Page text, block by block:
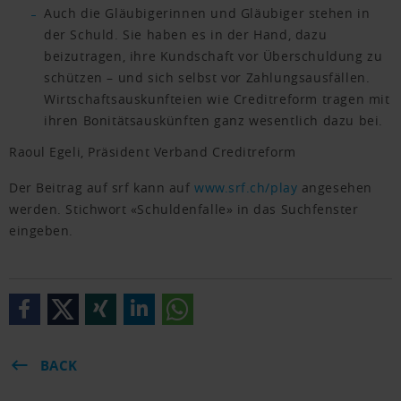
Auch die Gläubigerinnen und Gläubiger stehen in
der Schuld. Sie haben es in der Hand, dazu
beizutragen, ihre Kundschaft vor Überschuldung zu
schützen – und sich selbst vor Zahlungsausfällen.
Wirtschaftsauskunfteien wie Creditreform tragen mit
ihren Bonitätsauskünften ganz wesentlich dazu bei.
Raoul Egeli, Präsident Verband Creditreform
Der Beitrag auf srf kann auf www.srf.ch/play angesehen
werden. Stichwort «Schuldenfalle» in das Suchfenster
eingeben.
BACK